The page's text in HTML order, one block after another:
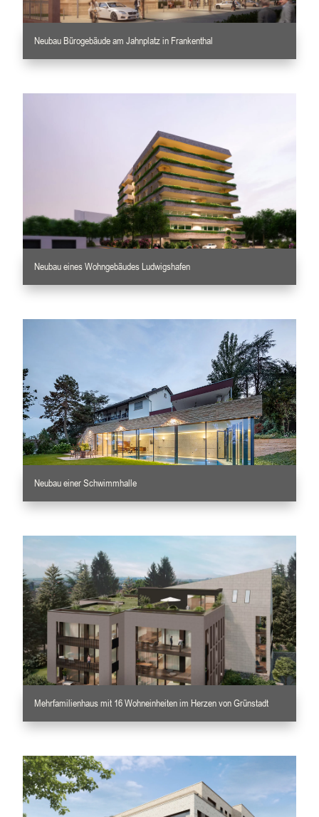
Neubau Bürogebäude am Jahnplatz in Frankenthal
Neubau eines Wohngebäudes Ludwigshafen
Neubau einer Schwimmhalle
Mehrfamilienhaus mit 16 Wohneinheiten im Herzen von Grünstadt